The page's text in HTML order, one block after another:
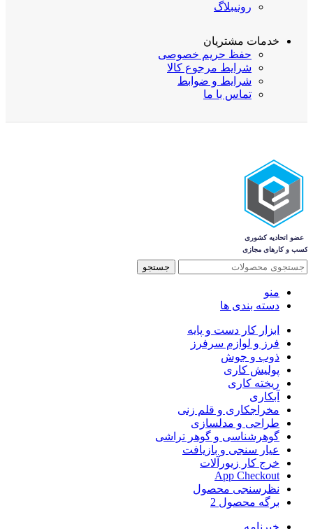
رونیبلاگ
خدمات مشتریان
حفظ حریم خصوصی
شرایط مرجوع کالا
شرایط و ضوابط
تماس با ما
جستجو
منو
دسته بندی ها
ابزار کار دست و پایه
فرز و لوازم سرفرز
ذوب و جوش
پولیش کاری
ریخته کاری
آبکاری
مخراجکاری و قلم زنی
طراحی و مدلسازی
گوهرشناسی و گوهر تراشی
عیار سنجی و بازیافت
خرج کار زیورآلات
App Checkout
نظرسنجی محصول
برگه محصول 2